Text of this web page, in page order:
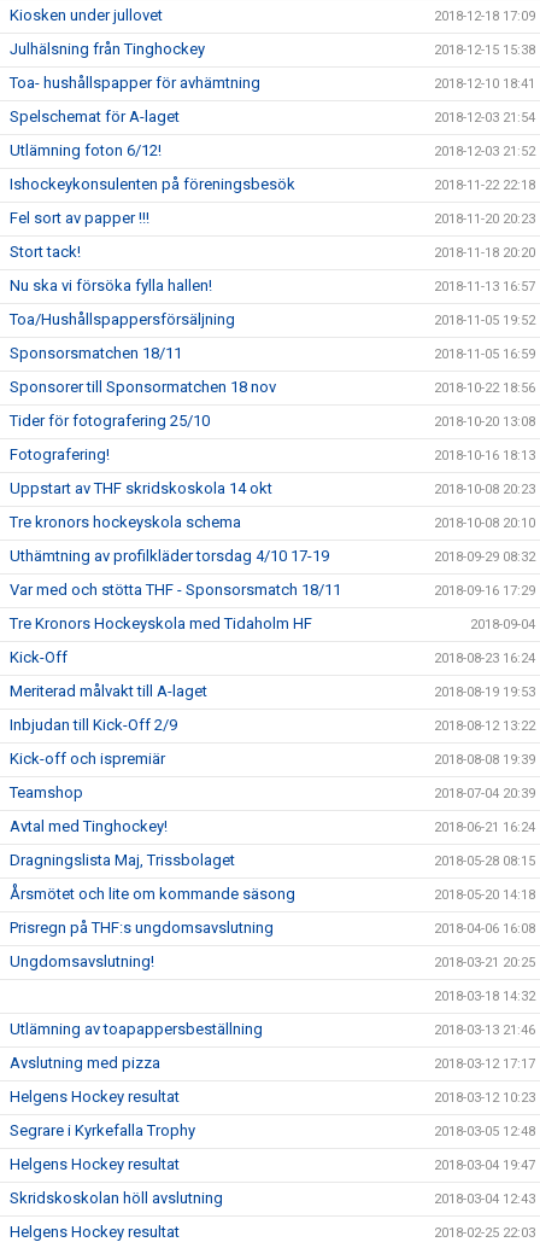
Kiosken under jullovet 2018-12-18 17:09
Julhälsning från Tinghockey 2018-12-15 15:38
Toa- hushållspapper för avhämtning 2018-12-10 18:41
Spelschemat för A-laget 2018-12-03 21:54
Utlämning foton 6/12! 2018-12-03 21:52
Ishockeykonsulenten på föreningsbesök 2018-11-22 22:18
Fel sort av papper !!! 2018-11-20 20:23
Stort tack! 2018-11-18 20:20
Nu ska vi försöka fylla hallen! 2018-11-13 16:57
Toa/Hushållspappersförsäljning 2018-11-05 19:52
Sponsorsmatchen 18/11 2018-11-05 16:59
Sponsorer till Sponsormatchen 18 nov 2018-10-22 18:56
Tider för fotografering 25/10 2018-10-20 13:08
Fotografering! 2018-10-16 18:13
Uppstart av THF skridskoskola 14 okt 2018-10-08 20:23
Tre kronors hockeyskola schema 2018-10-08 20:10
Uthämtning av profilkläder torsdag 4/10 17-19 2018-09-29 08:32
Var med och stötta THF - Sponsorsmatch 18/11 2018-09-16 17:29
Tre Kronors Hockeyskola med Tidaholm HF 2018-09-04
Kick-Off 2018-08-23 16:24
Meriterad målvakt till A-laget 2018-08-19 19:53
Inbjudan till Kick-Off 2/9 2018-08-12 13:22
Kick-off och ispremiär 2018-08-08 19:39
Teamshop 2018-07-04 20:39
Avtal med Tinghockey! 2018-06-21 16:24
Dragningslista Maj, Trissbolaget 2018-05-28 08:15
Årsmötet och lite om kommande säsong 2018-05-20 14:18
Prisregn på THF:s ungdomsavslutning 2018-04-06 16:08
Ungdomsavslutning! 2018-03-21 20:25
2018-03-18 14:32
Utlämning av toapappersbeställning 2018-03-13 21:46
Avslutning med pizza 2018-03-12 17:17
Helgens Hockey resultat 2018-03-12 10:23
Segrare i Kyrkefalla Trophy 2018-03-05 12:48
Helgens Hockey resultat 2018-03-04 19:47
Skridskoskolan höll avslutning 2018-03-04 12:43
Helgens Hockey resultat 2018-02-25 22:03